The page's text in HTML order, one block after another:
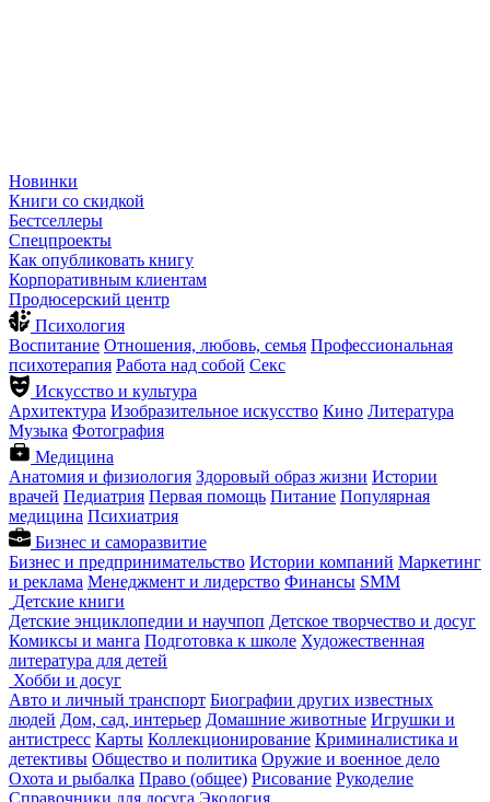
Новинки
Книги со скидкой
Бестселлеры
Спецпроекты
Как опубликовать книгу
Корпоративным клиентам
Продюсерский центр
Психология
Воспитание Отношения, любовь, семья Профессиональная
психотерапия Работа над собой Секс
Искусство и культура
Архитектура Изобразительное искусство Кино Литература
Музыка Фотография
Медицина
Анатомия и физиология Здоровый образ жизни Истории
врачей Педиатрия Первая помощь Питание Популярная
медицина Психиатрия
Бизнес и саморазвитие
Бизнес и предпринимательство Истории компаний Маркетинг
и реклама Менеджмент и лидерство Финансы SMM
Детские книги
Детские энциклопедии и научпоп Детское творчество и досуг
Комиксы и манга Подготовка к школе Художественная
литература для детей
Хобби и досуг
Авто и личный транспорт Биографии других известных
людей Дом, сад, интерьер Домашние животные Игрушки и
антистресс Карты Коллекционирование Криминалистика и
детективы Общество и политика Оружие и военное дело
Охота и рыбалка Право (общее) Рисование Рукоделие
Справочники для досуга Экология